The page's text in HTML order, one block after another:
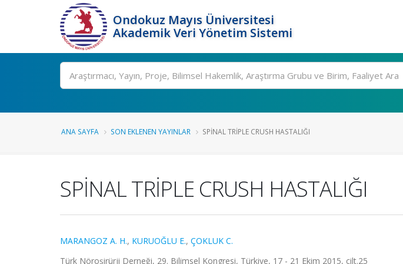
Ondokuz Mayıs Üniversitesi
Akademik Veri Yönetim Sistemi
Ara
ANA SAYFA SON EKLENEN YAYINLAR SPİNAL TRİPLE CRUSH HASTALIĞI
SPİNAL TRİPLE CRUSH HASTALIĞI
MARANGOZ A. H., KURUOĞLU E., ÇOKLUK C.
Türk Nöroşirürji Derneği, 29. Bilimsel Kongresi, Türkiye, 17 - 21 Ekim 2015, cilt.25